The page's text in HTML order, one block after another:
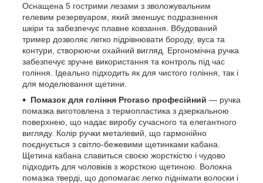
Оснащена 5 гострими лезами з зволожувальним
гелевим резервуаром, який зменшує подразнення
шкіри та забезпечує плавне ковзання. Вбудований
тример дозволяє легко підрівнювати бороду, вуса та
контури, створюючи охайний вигляд. Ергономічна ручка
забезпечує зручне використання та контроль під час
гоління. Ідеально підходить як для чистого гоління, так і
для моделювання щетини.
Помазок для гоління Proraso професійний — ручка
помазка виготовлена з термопластика з дзеркальною
поверхнею, що надає виробу сучасного та елегантного
вигляду. Колір ручки металевий, що гармонійно
поєднується з світло-бежевими щетинками кабана.
Щетина кабана славиться своєю жорсткістю і чудово
підходить для чоловіків з жорсткою щетиною. Волокна
помазка тверді, що допомагає легко піднімати волоски і